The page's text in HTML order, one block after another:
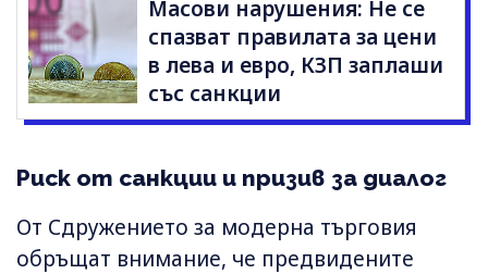
Масови нарушения: Не се
спазват правилата за цени
в лева и евро, КЗП заплаши
със санкции
Риск от санкции и призив за диалог
От Сдружението за модерна търговия
обръщат внимание, че предвидените